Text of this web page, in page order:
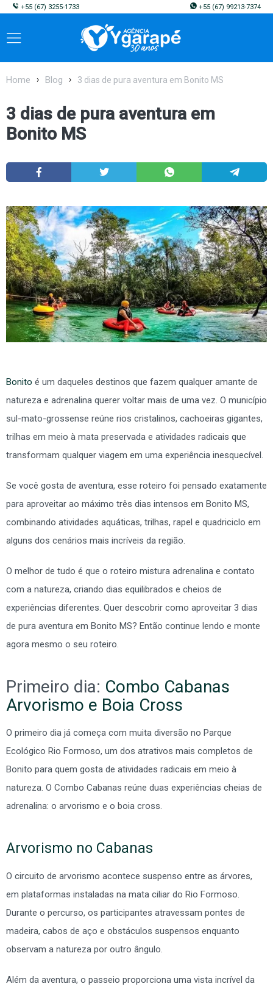
+55 (67) 3255-1733 +55 (67) 99213-7374
Home Blog 3 dias de pura aventura em Bonito MS
3 dias de pura aventura em
Bonito MS
Bonito é um daqueles destinos que fazem qualquer amante de
natureza e adrenalina querer voltar mais de uma vez. O município
sul-mato-grossense reúne rios cristalinos, cachoeiras gigantes,
trilhas em meio à mata preservada e atividades radicais que
transformam qualquer viagem em uma experiência inesquecível.
Se você gosta de aventura, esse roteiro foi pensado exatamente
para aproveitar ao máximo três dias intensos em Bonito MS,
combinando atividades aquáticas, trilhas, rapel e quadriciclo em
alguns dos cenários mais incríveis da região.
O melhor de tudo é que o roteiro mistura adrenalina e contato
com a natureza, criando dias equilibrados e cheios de
experiências diferentes. Quer descobrir como aproveitar 3 dias
de pura aventura em Bonito MS? Então continue lendo e monte
agora mesmo o seu roteiro.
Primeiro dia: Combo Cabanas
Arvorismo e Boia Cross
O primeiro dia já começa com muita diversão no Parque
Ecológico Rio Formoso, um dos atrativos mais completos de
Bonito para quem gosta de atividades radicais em meio à
natureza. O Combo Cabanas reúne duas experiências cheias de
adrenalina: o arvorismo e o boia cross.
Arvorismo no Cabanas
O circuito de arvorismo acontece suspenso entre as árvores,
em plataformas instaladas na mata ciliar do Rio Formoso.
Durante o percurso, os participantes atravessam pontes de
madeira, cabos de aço e obstáculos suspensos enquanto
observam a natureza por outro ângulo.
Além da aventura, o passeio proporciona uma vista incrível da